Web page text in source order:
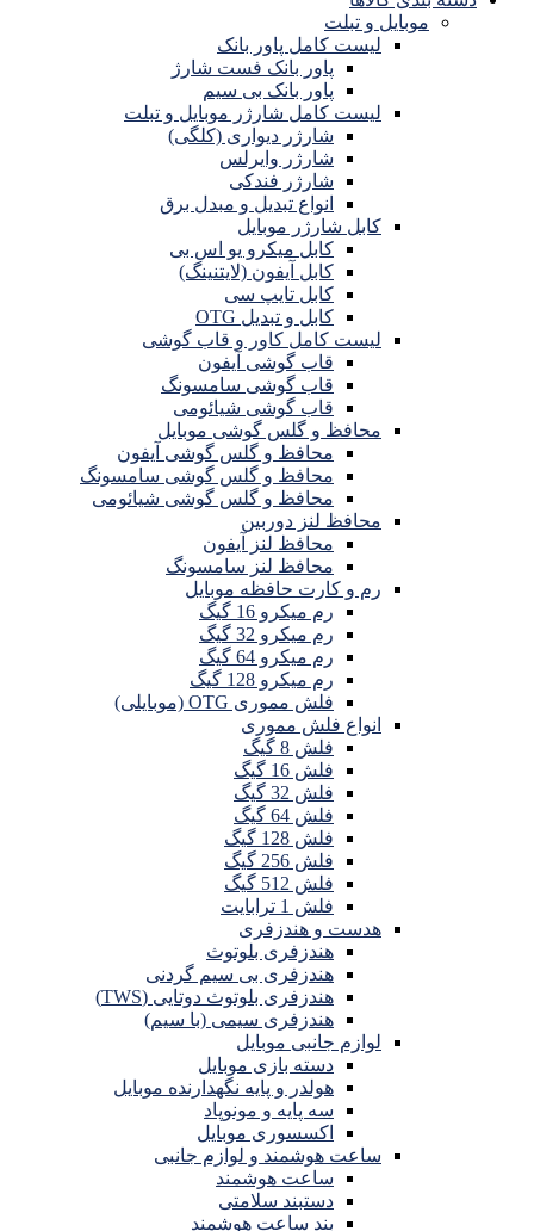
موبایل و تبلت
لیست کامل پاور بانک
پاور بانک فست شارژ
پاور بانک بی سیم
لیست کامل شارژر موبایل و تبلت
شارژر دیواری (کلگی)
شارژر وایرلس
شارژر فندکی
انواع تبدیل و مبدل برق
کابل شارژر موبایل
کابل میکرو یو اس بی
کابل آیفون (لایتنینگ)
کابل تایپ سی
کابل و تبدیل OTG
لیست کامل کاور و قاب گوشی
قاب گوشی آیفون
قاب گوشی سامسونگ
قاب گوشی شیائومی
محافظ و گلس گوشی موبایل
محافظ و گلس گوشی آیفون
محافظ و گلس گوشی سامسونگ
محافظ و گلس گوشی شیائومی
محافظ لنز دوربین
محافظ لنز آیفون
محافظ لنز سامسونگ
رم و کارت حافظه موبایل
رم میکرو 16 گیگ
رم میکرو 32 گیگ
رم میکرو 64 گیگ
رم میکرو 128 گیگ
فلش مموری OTG (موبایلی)
انواع فلش مموری
فلش 8 گیگ
فلش 16 گیگ
فلش 32 گیگ
فلش 64 گیگ
فلش 128 گیگ
فلش 256 گیگ
فلش 512 گیگ
فلش 1 ترابایت
هدست و هندزفری
هندزفری بلوتوث
هندزفری بی سیم گردنی
هندزفری بلوتوث دوتایی (TWS)
هندزفری سیمی (با سیم)
لوازم جانبی موبایل
دسته بازی موبایل
هولدر و پایه نگهدارنده موبایل
سه پایه و مونوپاد
اکسسوری موبایل
ساعت هوشمند و لوازم جانبی
ساعت هوشمند
دستبند سلامتی
بند ساعت هوشمند